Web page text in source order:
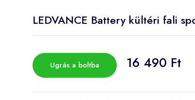
LEDVANCE Battery kültéri fali
Ugrás a boltba 16 490 Ft